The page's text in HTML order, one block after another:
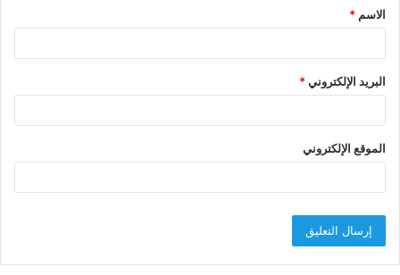
*
الاسم *
البريد الإلكتروني*
الموقع الإلكتروني